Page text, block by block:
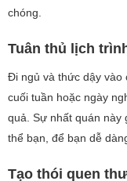
chóng.
Tuân thủ lịch
Đi ngủ và thức dậy vào
cuối tuần hoặc ngày
quả. Sự nhất quán này
thể bạn, để bạn dễ
Tạo thói quen